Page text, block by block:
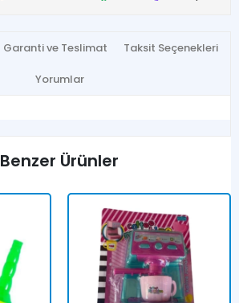
Garanti ve Teslimat Taksit Seçenekleri
Yorumlar
Benzer Ürünler